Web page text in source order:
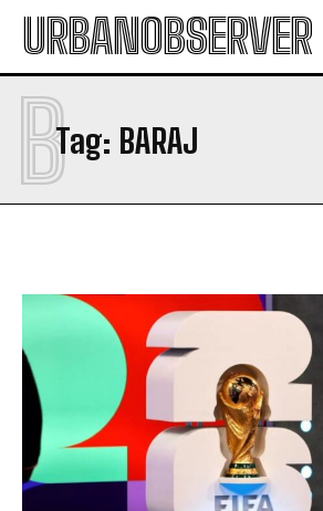
URBANOBSERVER
Tag: BARAJ
B